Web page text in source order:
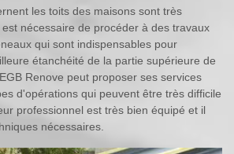
les toits des maisons sont très
nécessaire de procéder à des travaux
qui sont indispensables pour
étanchéité de la partie supérieure de
Renove peut proposer ses services
d'opérations qui peuvent être très difficile
professionnel est très bien équipé et il
nécessaires.